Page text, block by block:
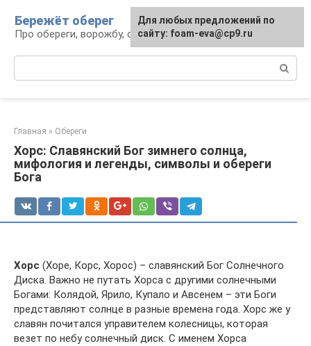
контенту
Бережёт оберег
Про обереги, ворожбу, сны и гадания
Главная » Обереги
Хорс: Славянский Бог зимнего солнца,
мифология и легенды, символы и обереги
Бога
Хорс (Хоре, Корс, Хорос) – славянский Бог Солнечного
Диска. Важно не путать Хорса с другими солнечными
Богами: Колядой, Ярило, Купало и Авсенем – эти Боги
представляют солнце в разные времена года. Хорс же у
славян почитался управителем колесницы, которая
везет по небу солнечный диск. С именем Хорса
Для любых предложений по
сайту: foam-eva@cp9.ru